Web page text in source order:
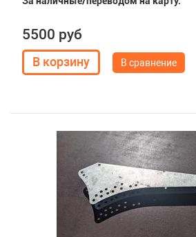
5500 руб
В сравнение